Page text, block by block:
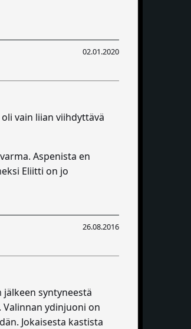
02.01.2020
vain liian viihdyttävä
Aspenista en
Eliitti on jo
26.08.2016
syntyneestä
ydinjuoni on
Jokaisesta kastista